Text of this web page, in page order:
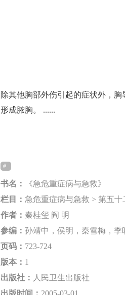
除其他胸部外伤引起的症状外，
形成脓胸。 ......
书名：
《急危重症病与急救》
栏目： 急危重症病与急救 > 第五
作者： 秦桂玺 阎 明
参编： 孙靖中，侯明，秦雪梅，季
页码： 723-724
版本： 1
出版社： 人民卫生出版社
出版时间： 2005-03-01